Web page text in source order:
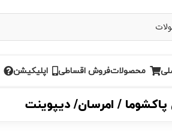
محصولاتفروش اقساطی اپلیکیشن
پاکشوما / امرسان/ دیپوینت